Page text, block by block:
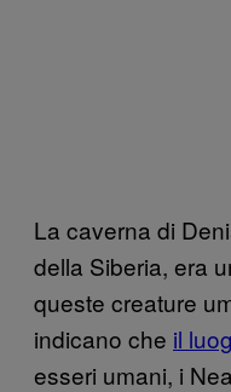
La caverna di
della Siberia, era
queste creature
indicano che il
esseri umani, i